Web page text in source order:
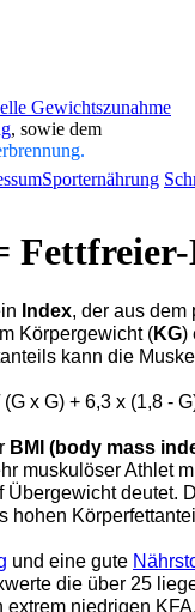
Gewichtszunahme
, sowie dem
Sporternährung
Fettfreier-
Index, der aus dem
Körpergewicht (KG)
kann die
(G x G) + 6,3 x (1,8 -
BMI (body mass
muskulöser Athlet
Übergewicht deutet.
hohen
und eine gute
die über 25
extrem niedrigen